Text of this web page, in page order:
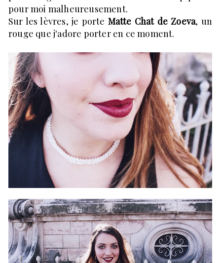
pour moi malheureusement.
Sur les lèvres, je porte Matte Chat de Zoeva, un
rouge que j'adore porter en ce moment.